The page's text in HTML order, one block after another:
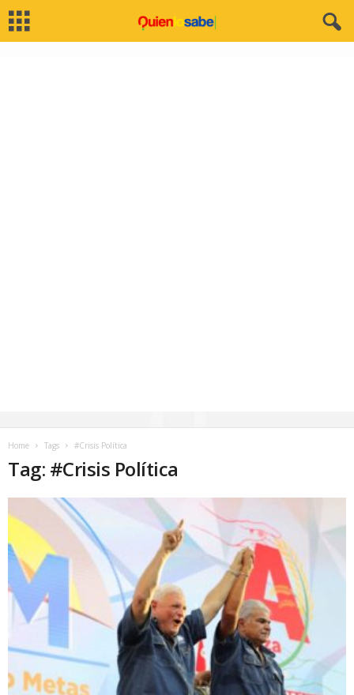
Home Tags #Crisis Política
Tag: #Crisis Política